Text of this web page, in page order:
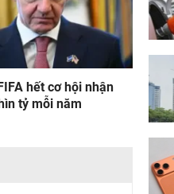
hết cơ hội nhận
tỷ mỗi năm